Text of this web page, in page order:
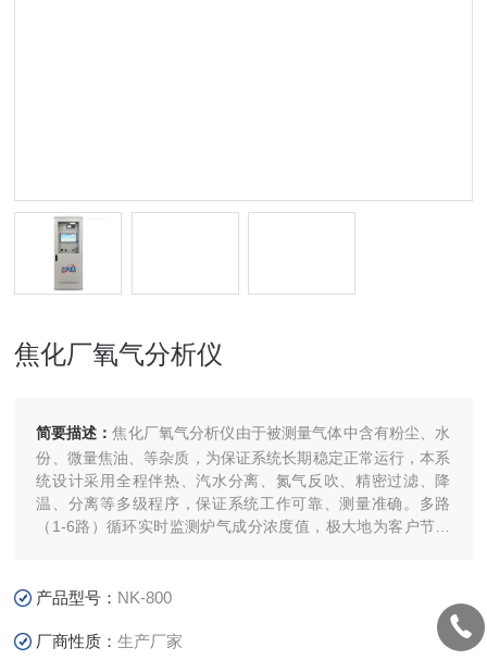
焦化厂氧气分析仪
简要描述：焦化厂氧气分析仪由于被测量气体中含有粉尘、水
份、微量焦油、等杂质，为保证系统长期稳定正常运行，本系
统设计采用全程伴热、汽水分离、氮气反吹、精密过滤、降
温、分离等多级程序，保证系统工作可靠、测量准确。多路
（1-6路）循环实时监测炉气成分浓度值，极大地为客户节约
产品型号： NK-800
厂商性质：生产厂家